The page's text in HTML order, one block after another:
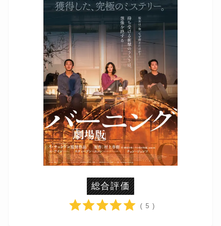
総合評価
( 5 )